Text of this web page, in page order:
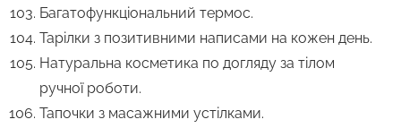
Багатофункціональний термос.
Тарілки з позитивними написами на кожен день.
Натуральна косметика по догляду за тілом
ручної роботи.
Тапочки з масажними устілками.